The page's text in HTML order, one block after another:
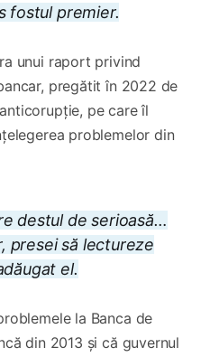
fostul premier.
unui raport privind
pregătit în 2022 de
pe care îl
problemelor din
destul de serioasă…
presei să lectureze
el.
la Banca de
din 2013 și că guvernul